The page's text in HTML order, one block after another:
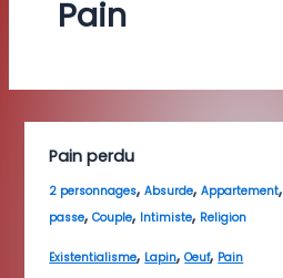
Pain
Pain perdu
2 personnages,Absurde,Appartement,
passe,Couple, Intimiste, Religion
Existentialisme, Lapin,Oeuf, Pain